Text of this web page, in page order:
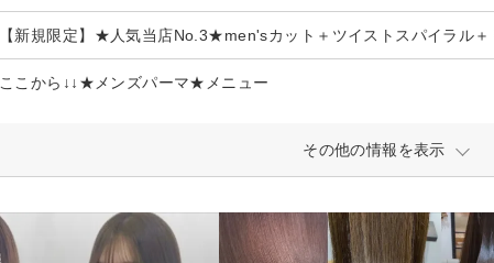
【新規限定】★人気当店No.3★men'sカット＋ツイストスパイラル
ここから↓↓★メンズパーマ★メニュー
その他の情報を表示